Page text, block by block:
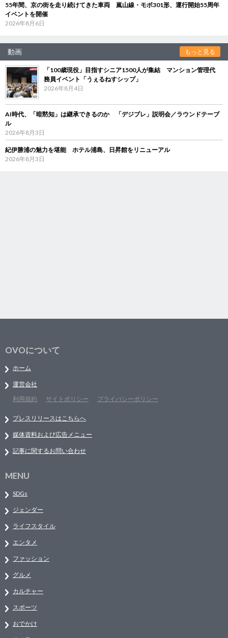
55年間、京の街を走り続けてきた車両 嵐山線・モボ301形、運行開始55周年
イベントを開催
2026年8月6日
動画 もっと見る
「100歳現役」目指すシニア1500人が集結 マンション管理代
務員イベント「うぇるねすシップ」
2026年8月4日
AI時代、「暗黙知」は継承できるのか 「デジブレ」説明会／ラウンドテーブ
ル
2026年8月3日
紀伊勝浦の魅力を堪能 ホテル浦島、日昇館をリニューアル
2026年8月3日
OVOについて
ホーム
運営会社
利用規約
サイトポリシー プライバシーポリシー
プレスリリースはこちらへ
媒体資料および広告メニュー
記事に関するお問い合わせ
MENU
SDGs
ジェンダー
ライフスタイル
エンタメ
ファッション
グルメ
カルチャー
スポーツ
おでかけ